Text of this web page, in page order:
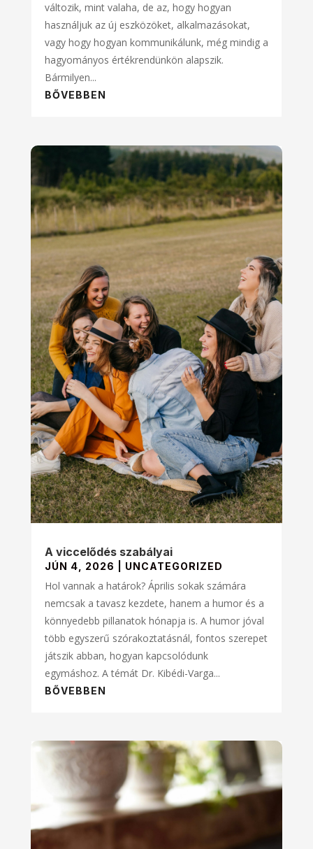
változik, mint valaha, de az, hogy hogyan
használjuk az új eszközöket, alkalmazásokat,
vagy hogy hogyan kommunikálunk, még mindig a
hagyományos értékrendünkön alapszik.
Bármilyen...
BŐVEBBEN
A viccelődés szabályai
JÚN 4, 2026 UNCATEGORIZED
Hol vannak a határok? Április sokak számára
nemcsak a tavasz kezdete, hanem a humor és a
könnyedebb pillanatok hónapja is. A humor jóval
több egyszerű szórakoztatásnál, fontos szerepet
játszik abban, hogyan kapcsolódunk
egymáshoz. A témát Dr. Kibédi-Varga...
BŐVEBBEN